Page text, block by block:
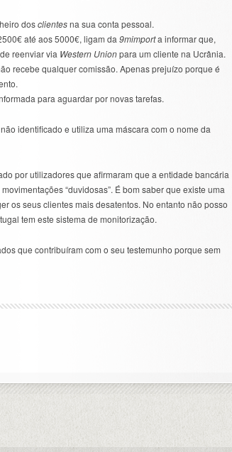
dosclientesna sua conta pessoal.
até aos 5000€, ligam da 9mimporta informar que,
reenviar via Western Unionpara um cliente na Ucrânia.
recebe qualquer comissão. Apenas prejuízo porque é
para aguardar por novas tarefas.
identificado e utiliza uma máscara com o nome da
por utilizadores que afirmaram que a entidade bancária
“duvidosas”. É bom saber que existe uma
os seus clientes mais desatentos. No entanto não posso
tem este sistema de monitorização.
que contribuíram com o seu testemunho porque sem